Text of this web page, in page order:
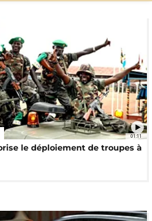
01:11
le déploiement de troupes à